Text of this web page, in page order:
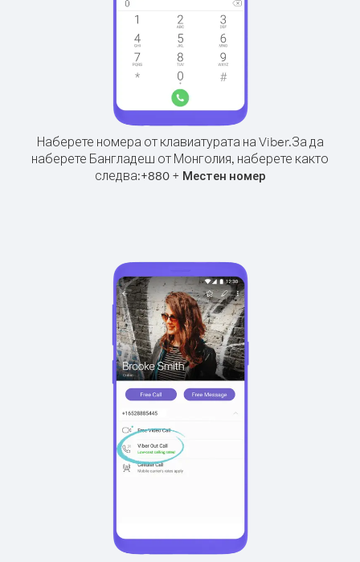
Наберете номера от клавиатурата на Viber.За да
наберете Бангладеш от Монголия, наберете както
следва:+880+ Местен номер